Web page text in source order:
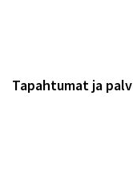
Tapahtumat ja